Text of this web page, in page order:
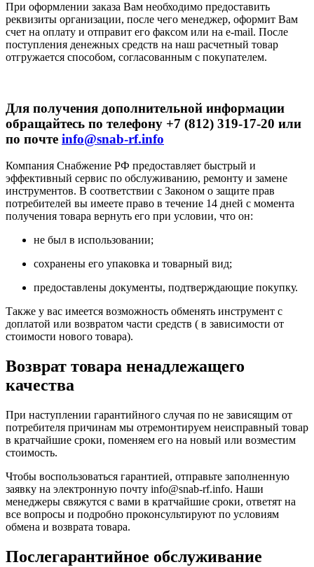
При оформлении заказа Вам необходимо предоставить
реквизиты организации, после чего менеджер, оформит Вам
счет на оплату и отправит его факсом или на e-mail. После
поступления денежных средств на наш расчетный товар
отгружается способом, согласованным с покупателем.
Для получения дополнительной информации
обращайтесь по телефону +7 (812) 319-17-20 или
по почте info@snab-rf.info
Компания Снабжение РФ предоставляет быстрый и
эффективный сервис по обслуживанию, ремонту и замене
инструментов. В соответствии с Законом о защите прав
потребителей вы имеете право в течение 14 дней с момента
получения товара вернуть его при условии, что он:
не был в использовании;
сохранены его упаковка и товарный вид;
предоставлены документы, подтверждающие покупку.
Также у вас имеется возможность обменять инструмент с
доплатой или возвратом части средств ( в зависимости от
стоимости нового товара).
Возврат товара ненадлежащего
качества
При наступлении гарантийного случая по не зависящим от
потребителя причинам мы отремонтируем неисправный товар
в кратчайшие сроки, поменяем его на новый или возместим
стоимость.
Чтобы воспользоваться гарантией, отправьте заполненную
заявку на электронную почту info@snab-rf.info. Наши
менеджеры свяжутся с вами в кратчайшие сроки, ответят на
все вопросы и подробно проконсультируют по условиям
обмена и возврата товара.
Послегарантийное обслуживание